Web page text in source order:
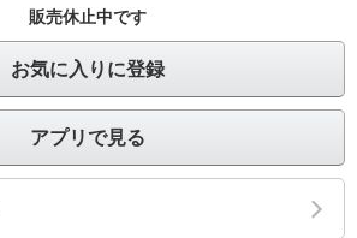
販売休止中です
お気に入りに登録
アプリで見る